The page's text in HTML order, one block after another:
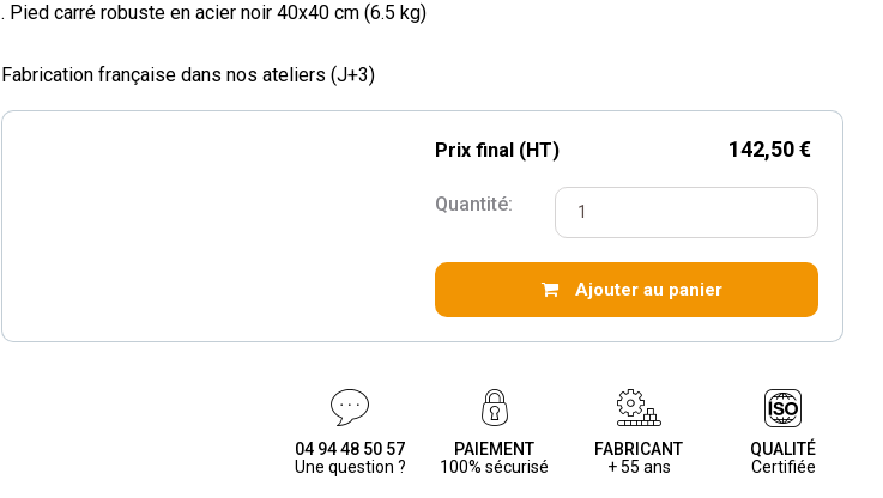
. Pied carré robuste en acier noir 40x40 cm (6.5 kg)
Fabrication française dans nos ateliers (J+3)
Prix final (HT) 142,50 €
Quantité:
Ajouter au panier
04 94 48 50 57
Une question ?
PAIEMENT
100% sécurisé
FABRICANT
+ 55 ans
QUALITÉ
Certifiée